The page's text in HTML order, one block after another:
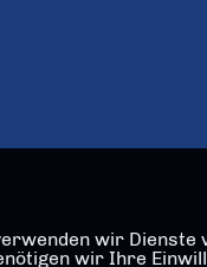
wir
wir Ihre